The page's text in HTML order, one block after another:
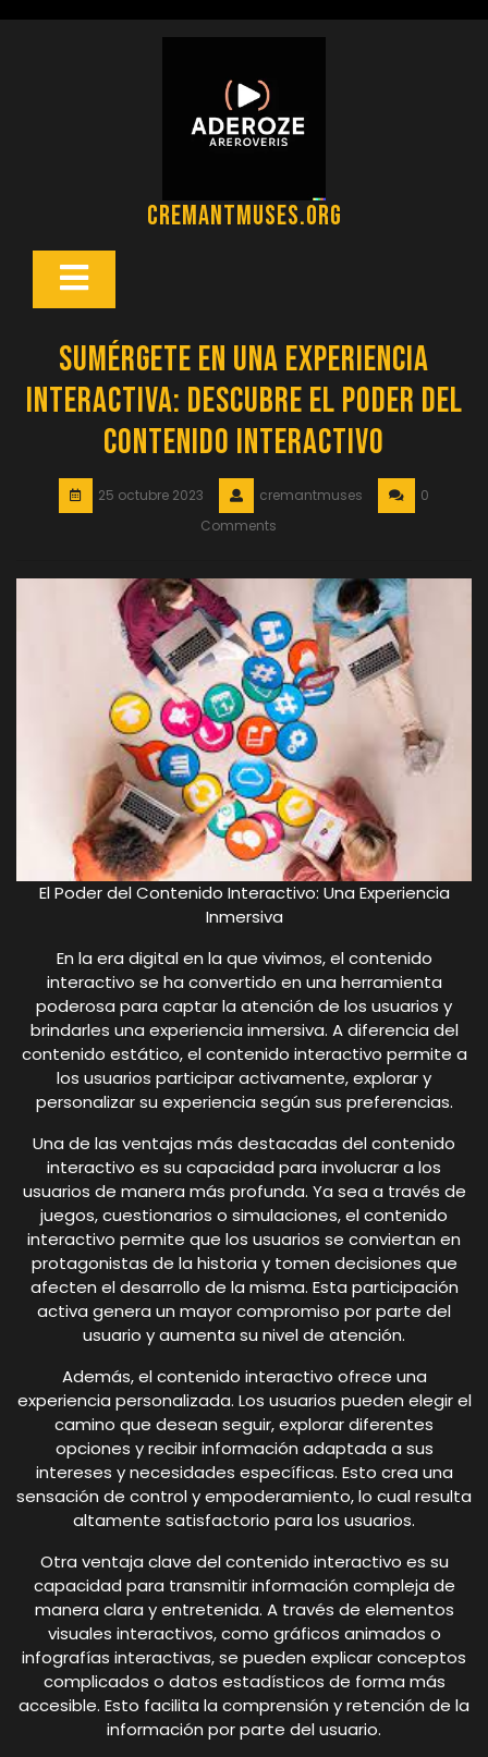
cremantmuses.org
Botón
Sumérgete en una Experiencia
Interactiva: Descubre el Poder del
Contenido Interactivo
25 octubre 2023 cremantmuses
0
Comments
El Poder del Contenido Interactivo: Una Experiencia
Inmersiva
En la era digital en la que vivimos, el contenido
interactivo se ha convertido en una herramienta
poderosa para captar la atención de los usuarios y
brindarles una experiencia inmersiva. A diferencia del
contenido estático, el contenido interactivo permite a
los usuarios participar activamente, explorar y
personalizar su experiencia según sus preferencias.
Una de las ventajas más destacadas del contenido
interactivo es su capacidad para involucrar a los
usuarios de manera más profunda. Ya sea a través de
juegos, cuestionarios o simulaciones, el contenido
interactivo permite que los usuarios se conviertan en
protagonistas de la historia y tomen decisiones que
afecten el desarrollo de la misma. Esta participación
activa genera un mayor compromiso por parte del
usuario y aumenta su nivel de atención.
Además, el contenido interactivo ofrece una
experiencia personalizada. Los usuarios pueden elegir el
camino que desean seguir, explorar diferentes
opciones y recibir información adaptada a sus
intereses y necesidades específicas. Esto crea una
sensación de control y empoderamiento, lo cual resulta
altamente satisfactorio para los usuarios.
Otra ventaja clave del contenido interactivo es su
capacidad para transmitir información compleja de
manera clara y entretenida. A través de elementos
visuales interactivos, como gráficos animados o
infografías interactivas, se pueden explicar conceptos
complicados o datos estadísticos de forma más
accesible. Esto facilita la comprensión y retención de la
información por parte del usuario.